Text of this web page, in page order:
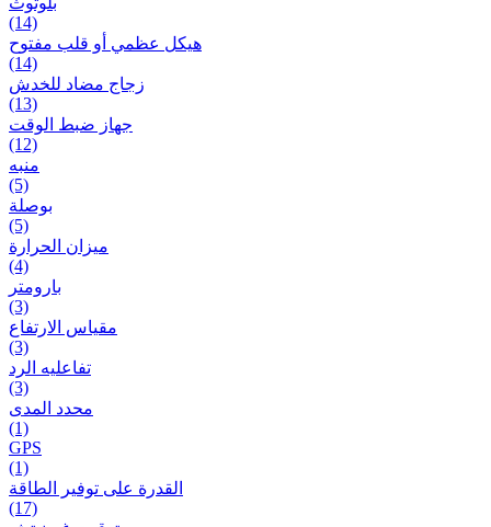
(14)
هيكل عظمي أو قلب مفتوح
(14)
زجاج مضاد للخدش
(13)
جهاز ضبط الوقت
(12)
منبه
(5)
بوصلة
(5)
ميزان الحرارة
(4)
بارومتر
(3)
مقياس الارتفاع
(3)
تفاعلیه الرد
(3)
محدد المدى
(1)
GPS
(1)
القدرة على توفير الطاقة
(17)